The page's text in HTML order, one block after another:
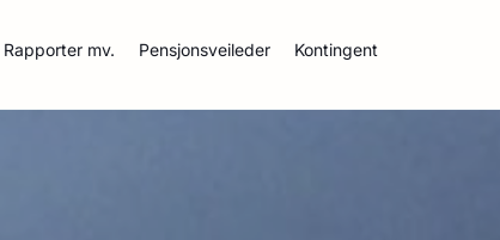
Rapporter mv. Pensjonsveileder Kontingent